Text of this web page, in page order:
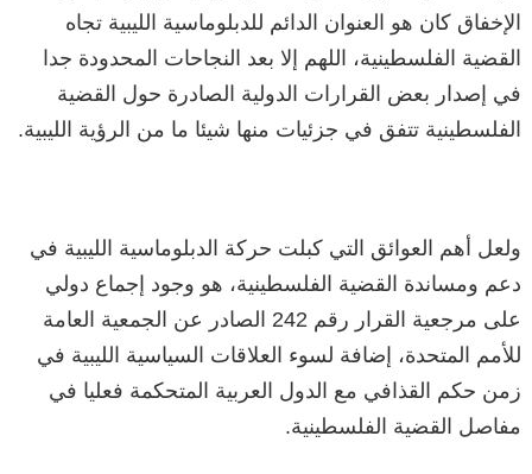
الإخفاق كان هو العنوان الدائم للدبلوماسية الليبية تجاه
القضية الفلسطينية، اللهم إلا بعد النجاحات المحدودة جدا
في إصدار بعض القرارات الدولية الصادرة حول القضية
الفلسطينية تتفق في جزئيات منها شيئا ما من الرؤية الليبية.
ولعل أهم العوائق التي كبلت حركة الدبلوماسية الليبية في
دعم ومساندة القضية الفلسطينية، هو وجود إجماع دولي
على مرجعية القرار رقم 242 الصادر عن الجمعية العامة
للأمم المتحدة، إضافة لسوء العلاقات السياسية الليبية في
زمن حكم القذافي مع الدول العربية المتحكمة فعليا في
مفاصل القضية الفلسطينية.